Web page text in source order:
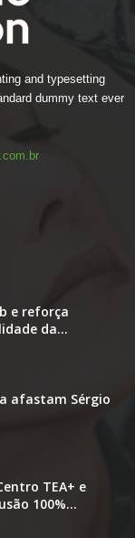
and typesetting
dummy text ever
e reforça
da...
afastam Sérgio
TEA+ e
100%...